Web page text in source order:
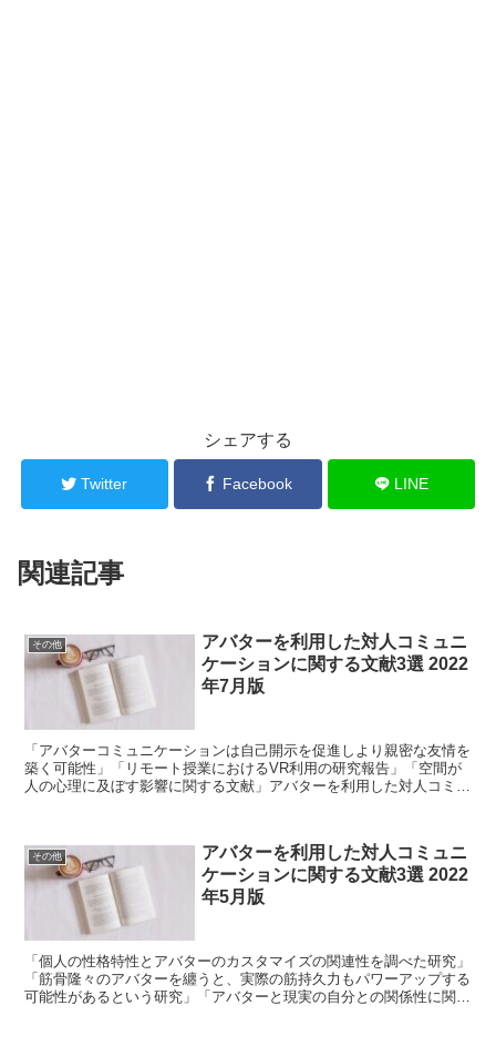
シェアする
Twitter Facebook LINE
関連記事
その他
アバターを利用した対人コミュニ
ケーションに関する文献3選 2022
年7月版
「アバターコミュニケーションは自己開示を促進しより親密な友情を
築く可能性」「リモート授業におけるVR利用の研究報告」「空間が
人の心理に及ぼす影響に関する文献」アバターを利用した対人コミュ
その他
アバターを利用した対人コミュニ
ケーションに関する文献3選 2022
年5月版
「個人の性格特性とアバターのカスタマイズの関連性を調べた研究」
「筋骨隆々のアバターを纏うと、実際の筋持久力もパワーアップする
可能性があるという研究」「アバターと現実の自分との関係性に関す